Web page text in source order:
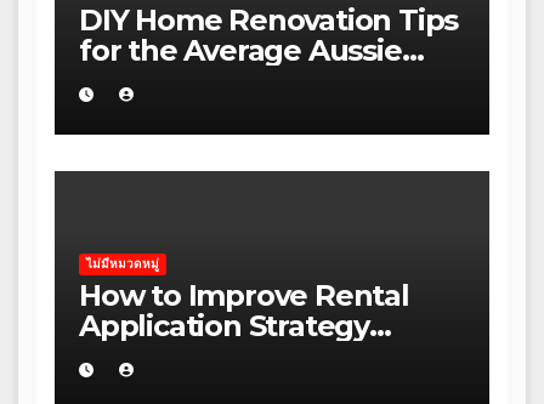
DIY Home Renovation Tips
for the Average Aussie
Homeowner
ไม่มีหมวดหมู่
How to Improve Rental
Application Strategy
Without Wasting Budget
in the Daintree